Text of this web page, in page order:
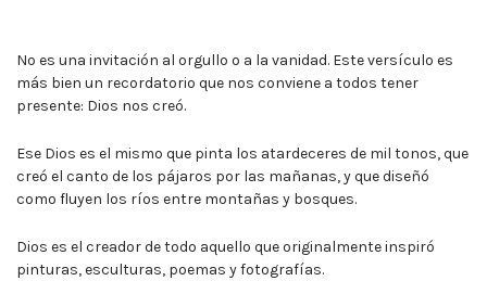
No es una invitación al orgullo o a la vanidad. Este versículo es
más bien un recordatorio que nos conviene a todos tener
presente: Dios nos creó.
Ese Dios es el mismo que pinta los atardeceres de mil tonos, que
creó el canto de los pájaros por las mañanas, y que diseñó
como fluyen los ríos entre montañas y bosques.
Dios es el creador de todo aquello que originalmente inspiró
pinturas, esculturas, poemas y fotografías.